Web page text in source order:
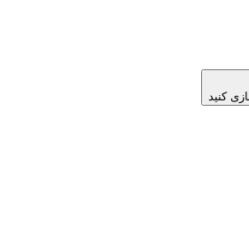
کنید